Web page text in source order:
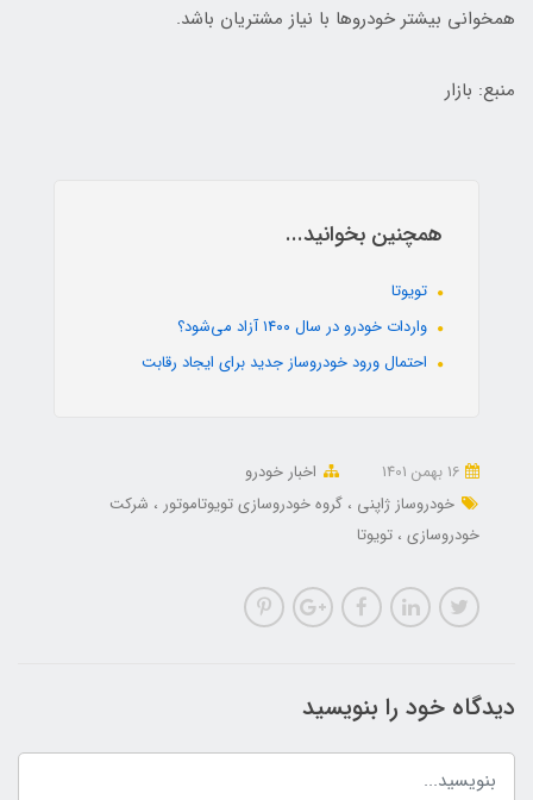
همخوانی بیشتر خودروها با نیاز مشتریان باشد.
منبع: بازار
همچنین بخوانید...
تویوتا
واردات خودرو در سال ۱۴۰۰ آزاد می‌شود؟
احتمال ورود خودروساز جدید برای ایجاد رقابت
اخبار خودرو
خودروساز ژاپنی
گروه خودروسازی تویوتاموتور
شرکت
خودروسازی تویوتا
دیدگاه خود را بنویسید